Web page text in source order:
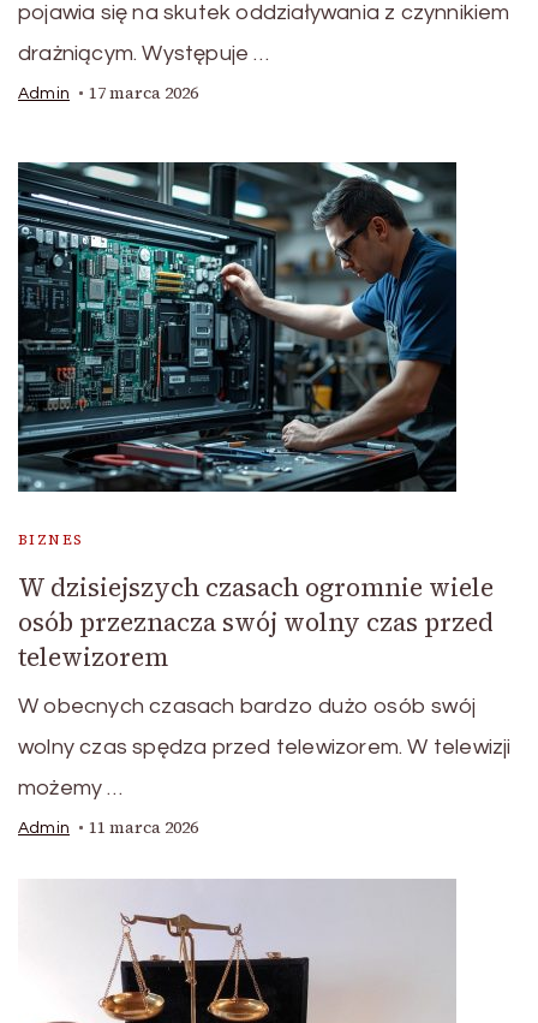
pojawia się na skutek oddziaływania z czynnikiem
drażniącym. Występuje …
Admin 17 marca 2026
BIZNES
W dzisiejszych czasach ogromnie wiele
osób przeznacza swój wolny czas przed
telewizorem
W obecnych czasach bardzo dużo osób swój
wolny czas spędza przed telewizorem. W telewizji
możemy …
Admin 11 marca 2026